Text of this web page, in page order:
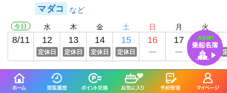
マダコ
今日
8/11
水
12
定休日
木
13
定休日
金
14
定休日
土
15
定休日
日
16
月
17
火
18
定休日
釣り船詳細を見る